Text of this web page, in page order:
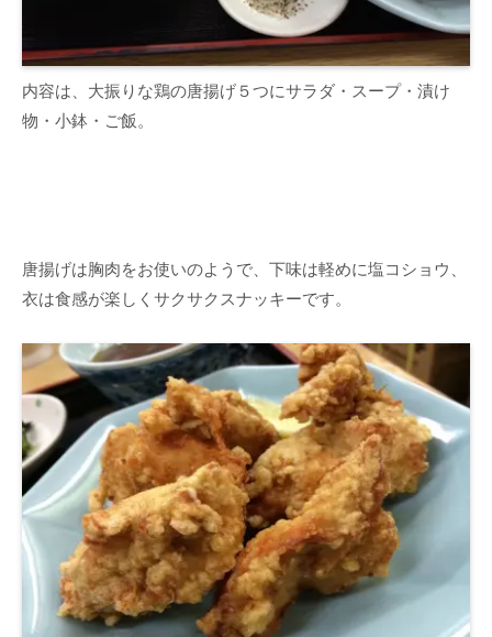
内容は、大振りな鶏の唐揚げ５つにサラダ・スープ・漬け
物・小鉢・ご飯。
唐揚げは胸肉をお使いのようで、下味は軽めに塩コショウ、
衣は食感が楽しくサクサクスナッキーです。